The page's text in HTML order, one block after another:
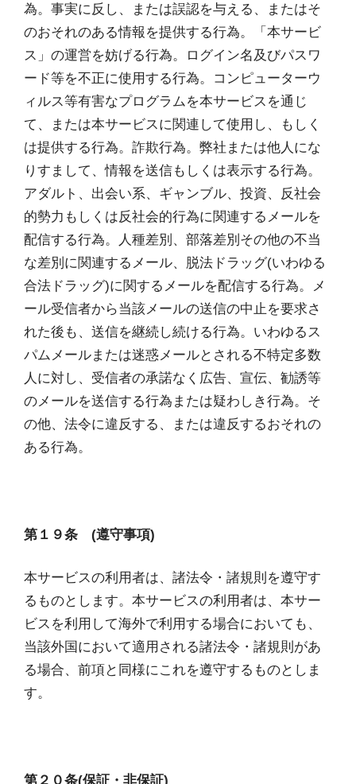
為。事実に反し、または誤認を与える、またはそ
のおそれのある情報を提供する行為。「本サービ
ス」の運営を妨げる行為。ログイン名及びパスワ
ード等を不正に使用する行為。コンピューターウ
ィルス等有害なプログラムを本サービスを通じ
て、または本サービスに関連して使用し、もしく
は提供する行為。詐欺行為。弊社または他人にな
りすまして、情報を送信もしくは表示する行為。
アダルト、出会い系、ギャンブル、投資、反社会
的勢力もしくは反社会的行為に関連するメールを
配信する行為。人種差別、部落差別その他の不当
な差別に関連するメール、脱法ドラッグ(いわゆる
合法ドラッグ)に関するメールを配信する行為。メ
ール受信者から当該メールの送信の中止を要求さ
れた後も、送信を継続し続ける行為。いわゆるス
パムメールまたは迷惑メールとされる不特定多数
人に対し、受信者の承諾なく広告、宣伝、勧誘等
のメールを送信する行為または疑わしき行為。そ
の他、法令に違反する、または違反するおそれの
ある行為。
第１９条 (遵守事項)
本サービスの利用者は、諸法令・諸規則を遵守す
るものとします。本サービスの利用者は、本サー
ビスを利用して海外で利用する場合においても、
当該外国において適用される諸法令・諸規則があ
る場合、前項と同様にこれを遵守するものとしま
す。
第２０条(保証・非保証)